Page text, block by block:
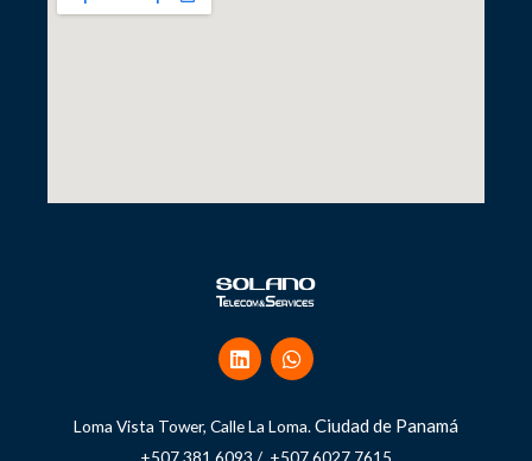
Loma Vista Tower, Calle La Loma.Ciudad de Panamá
+507 381.6093 / +507 6027.7615